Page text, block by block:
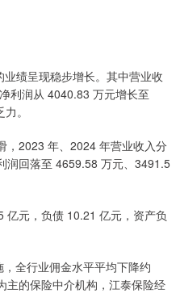
绩呈现稳步增长。其中营业收
利润从 4040.83 万元增长至
。
，2023 年、2024 年营业收入分
润回落至 4659.58 万元、3491.5
元，负债 10.21 亿元，资产负
全行业佣金水平平均下降约
主的保险中介机构，江泰保险经